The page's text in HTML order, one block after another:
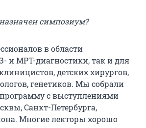
симпозиум?
в области
и МРТ-диагностики, так и для
детских хирургов,
генетиков. Мы собрали
с выступлениями
Санкт-Петербурга,
Многие лекторы хорошо